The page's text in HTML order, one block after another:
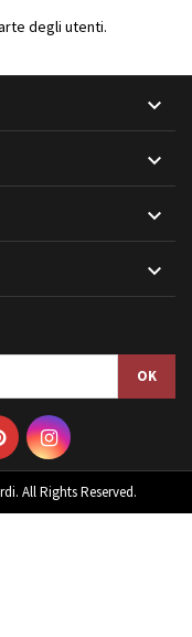
degli utenti.




All Rights Reserved.